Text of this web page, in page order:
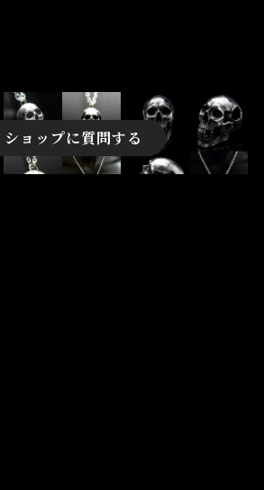
ショップに質問する